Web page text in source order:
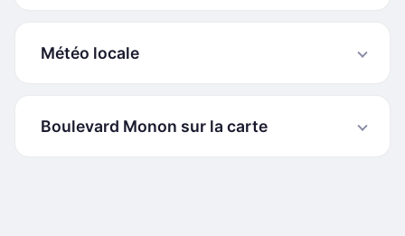
Météo locale
Boulevard Monon sur la carte